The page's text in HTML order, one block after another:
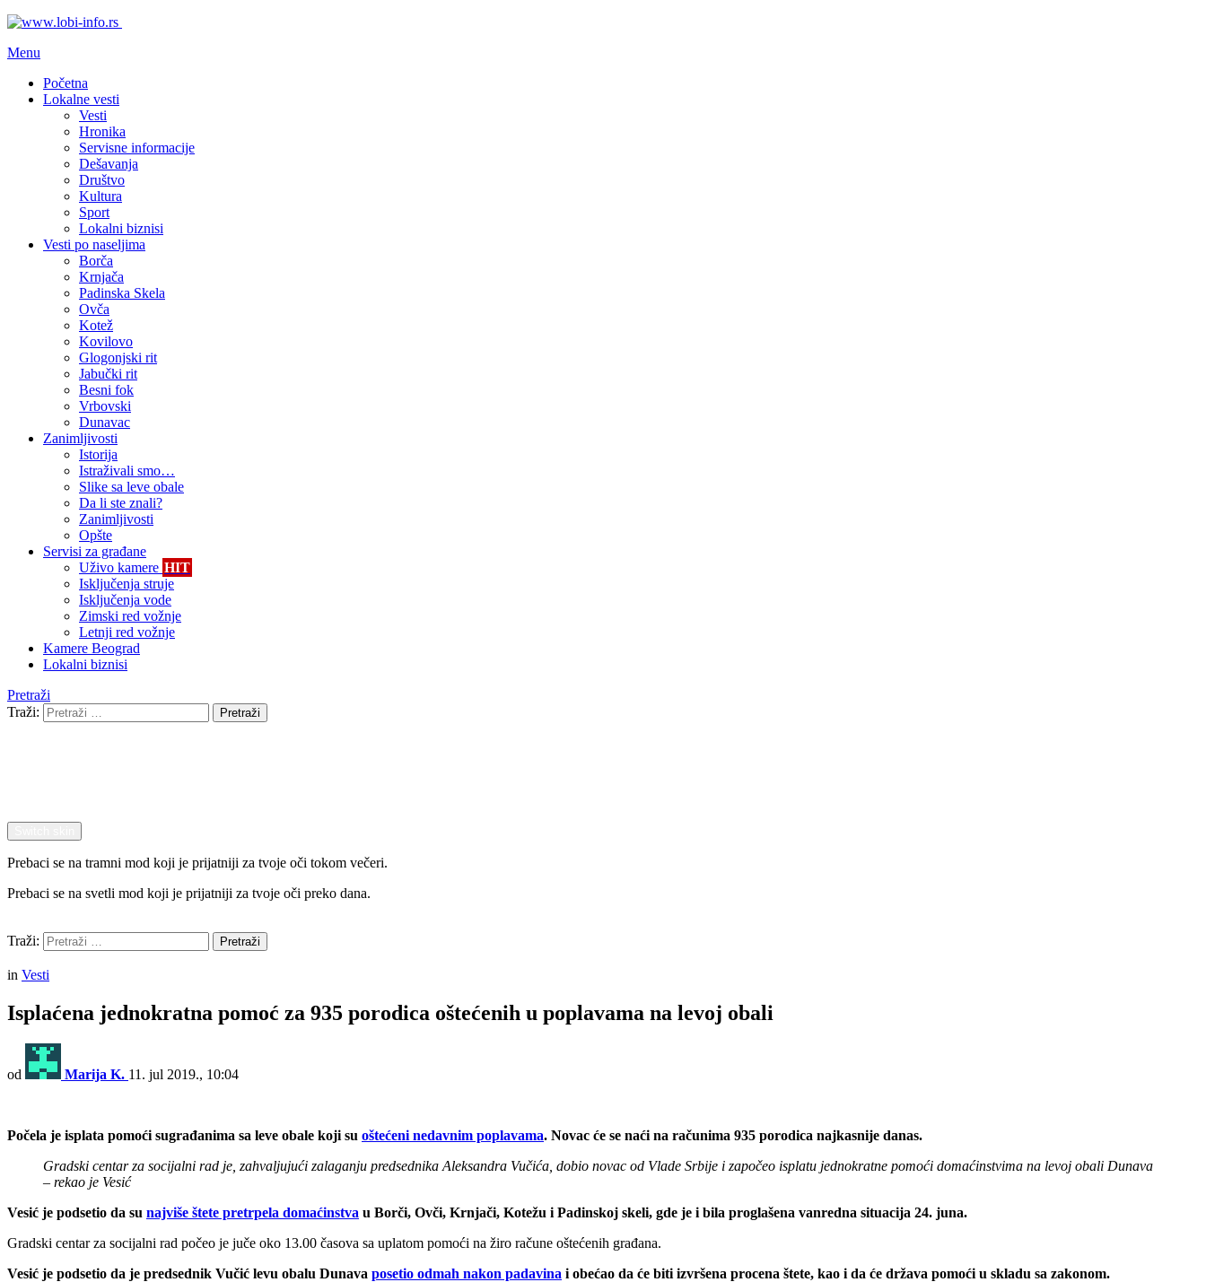
Menu
Početna
Lokalne vesti
Vesti
Hronika
Servisne informacije
Dešavanja
Društvo
Kultura
Sport
Lokalni biznisi
Vesti po naseljima
Borča
Krnjača
Padinska Skela
Ovča
Kotež
Kovilovo
Glogonjski rit
Jabučki rit
Besni fok
Vrbovski
Dunavac
Zanimljivosti
Istorija
Istraživali smo…
Slike sa leve obale
Da li ste znali?
Zanimljivosti
Opšte
Servisi za građane
Uživo kamere HIT
Isključenja struje
Isključenja vode
Zimski red vožnje
Letnji red vožnje
Kamere Beograd
Lokalni biznisi
Pretraži
Traži:
Pretraži
Prebaci se na tramni mod koji je prijatniji za tvoje oči tokom večeri.
Prebaci se na svetli mod koji je prijatniji za tvoje oči preko dana.
Traži:
Pretraži
in Vesti
Isplaćena jednokratna pomoć za 935 porodica oštećenih u poplavama na levoj obali
od Marija K. 11. jul 2019., 10:04
Počela je isplata pomoći sugrađanima sa leve obale koji su oštećeni nedavnim poplavama. Novac će se naći na računima 935 porodica najkasnije danas.
Gradski centar za socijalni rad je, zahvaljujući zalaganju predsednika Aleksandra Vučića, dobio novac od Vlade Srbije i započeo isplatu jednokratne pomoći domaćinstvima na levoj obali Dunava
– rekao je Vesić
Vesić je podsetio da su najviše štete pretrpela domaćinstva u Borči, Ovči, Krnjači, Kotežu i Padinskoj skeli, gde je i bila proglašena vanredna situacija 24. juna.
Gradski centar za socijalni rad počeo je juče oko 13.00 časova sa uplatom pomoći na žiro račune oštećenih građana.
Vesić je podsetio da je predsednik Vučić levu obalu Dunava posetio odmah nakon padavina i obećao da će biti izvršena procena štete, kao i da će država pomoći u skladu sa zakonom.